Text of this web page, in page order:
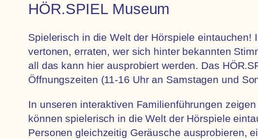
HÖR.SPIEL Museum
Spielerisch in die Welt der Hörspiele
vertonen, erraten, wer sich hinter bekannten
all das kann hier ausprobiert werden. Das
Öffnungszeiten (11-16 Uhr an Samstagen und
In unseren interaktiven Familienführungen
können spielerisch in die Welt der Hörspiele
Personen gleichzeitig Geräusche ausprobieren,